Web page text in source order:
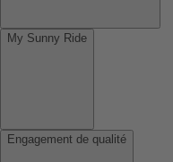
My Sunny Ride
Engagement de qualité